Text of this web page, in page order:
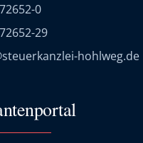
0
29
hohlweg.de